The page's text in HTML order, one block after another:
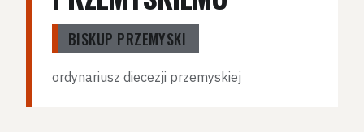
BISKUP PRZEMYSKI
ordynariusz diecezji przemyskiej